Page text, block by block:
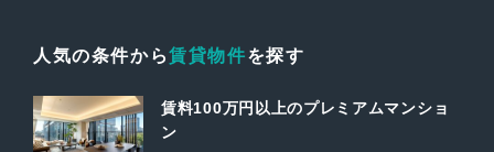
人気の条件から賃貸物件を探す
賃料100万円以上のプレミアムマンショ
ン